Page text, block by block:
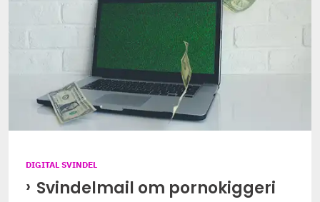
DIGITAL SVINDEL
Svindelmail om pornokiggeri